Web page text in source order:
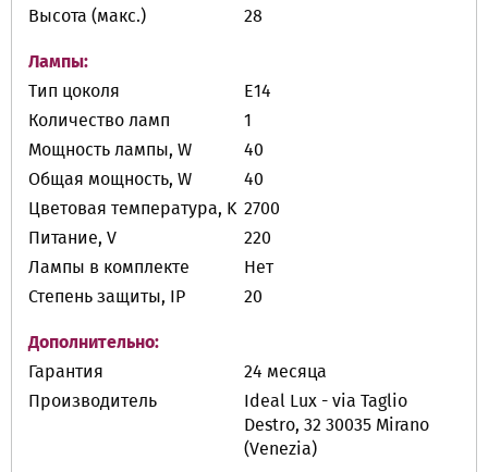
Высота (макс.)
28
Лампы:
Тип цоколя
E14
Количество ламп
1
Мощность лампы, W
40
Общая мощность, W
40
Цветовая температура, K 2700
Питание, V
220
Лампы в комплекте
Нет
Степень защиты, IP
20
Дополнительно:
Гарантия
24 месяца
Производитель
Ideal Lux - via Taglio
Destro, 32 30035 Mirano
(Venezia)